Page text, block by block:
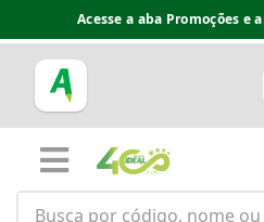
Acesse a aba Promoções e